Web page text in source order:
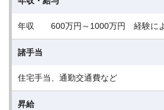
年収 600万円～1000万円 経験に
諸手当
住宅手当、通勤交通費など
昇給